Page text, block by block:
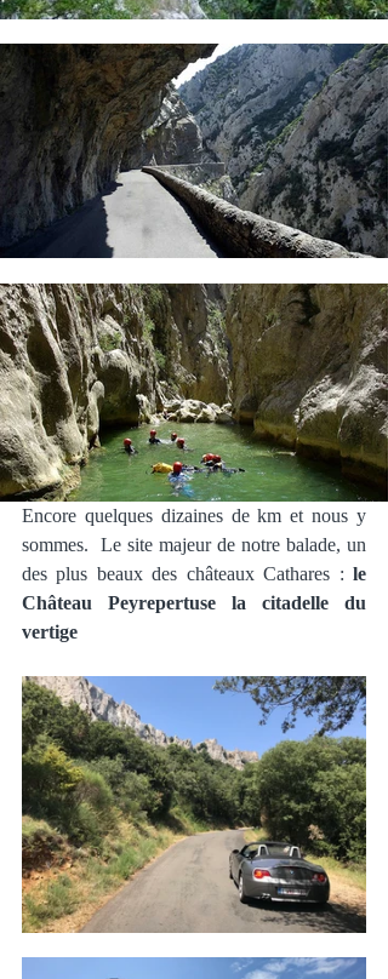
Encore quelques dizaines de km et nous y
sommes.  Le site majeur de notre balade, un
des plus beaux des châteaux Cathares : le
Château Peyrepertuse la citadelle du
vertige